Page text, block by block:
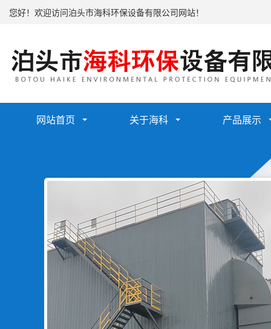
您好！欢迎访问泊头市海科环保设备有限公司网站！
网站首页 关于海科 产品展示